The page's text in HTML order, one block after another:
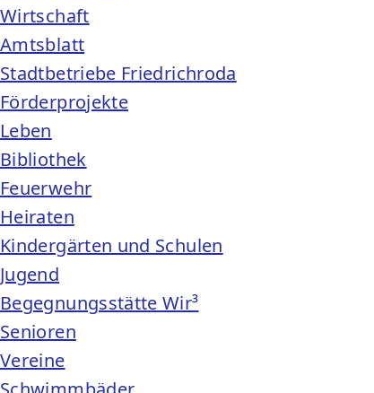
Wirtschaft
Amtsblatt
Stadtbetriebe Friedrichroda
Förderprojekte
Leben
Bibliothek
Feuerwehr
Heiraten
Kindergärten und Schulen
Jugend
Begegnungsstätte Wir³
Senioren
Vereine